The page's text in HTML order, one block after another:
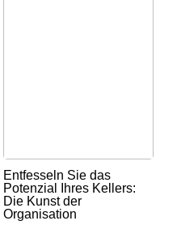
Entfesseln Sie das
Potenzial Ihres Kellers:
Die Kunst der
Organisation